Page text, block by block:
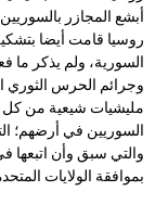
أبشع المجازر
روسيا قامت أيضا
السورية، ولم يذكر ما
وجرائم الحرس الثوري
مليشيات شيعية من كل
السوريين في أرضهم؛
والتي سبق وأن اتبعها
بموافقة الولايات